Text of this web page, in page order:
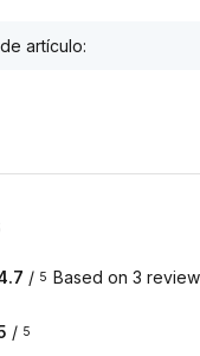
artículo:
/ 5 Based on 3
/ 5